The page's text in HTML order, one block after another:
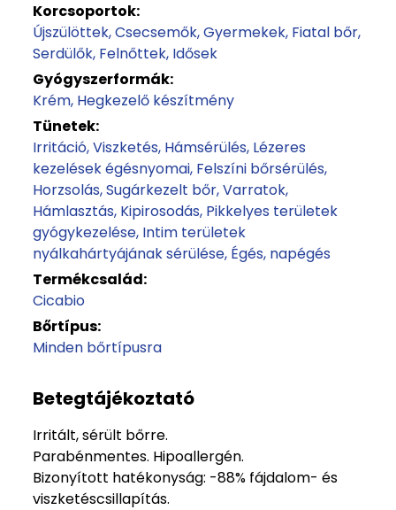
Korcsoportok:
Újszülöttek Csecsemők Gyermekek Fiatal bőr
Serdülők Felnőttek Idősek
Gyógyszerformák:
Krém Hegkezelő készítmény
Tünetek:
Irritáció Viszketés Hámsérülés Lézeres
kezelések égésnyomai Felszíni bőrsérülés
Horzsolás Sugárkezelt bőr Varratok
Hámlasztás Kipirosodás Pikkelyes területek
gyógykezelése Intim területek
nyálkahártyájának sérülése Égés, napégés
Termékcsalád:
Cicabio
Bőrtípus:
Minden bőrtípusra
Betegtájékoztató
Irritált, sérült bőrre.
Parabénmentes. Hipoallergén.
Bizonyított hatékonyság: -88% fájdalom- és
viszketéscsillapítás.